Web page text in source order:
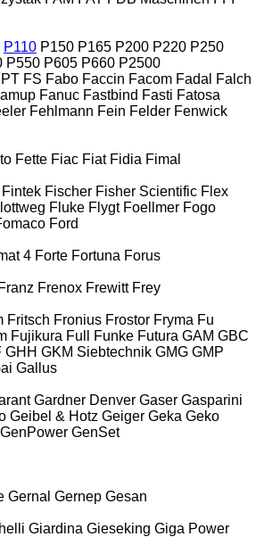
P110 P150 P165 P200 P220 P250
P550 P605 P660 P2500
FS Fabo Faccin Facom Fadal
Falch
Fanuc Fastbind Fasti Fatosa
Fehlmann Fein Felder Fenwick
Fette Fiac Fiat Fidia Fimal
Fintek Fischer Fisher Scientific Flex
Fluke Flygt Foellmer Fogo
Ford
4 Forte Fortuna Forus
Franz Frenox Frewitt Frey
Fritsch Fronius Frostor Fryma Fu
Fujikura Full Funke Futura GAM GBC
GHH GKM Siebtechnik GMG GMP
Gallus
Gardner Denver Gaser Gasparini
Geibel & Hotz Geiger Geka Geko
GenPower GenSet
Gernal Gernep Gesan
Giardina Gieseking Giga Power